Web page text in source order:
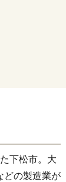
下松市。大
どの製造業が